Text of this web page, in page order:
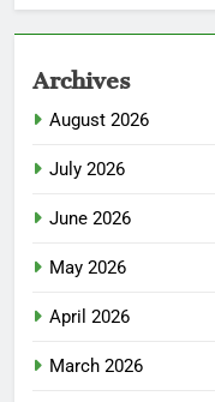
Archives
August 2026
July 2026
June 2026
May 2026
April 2026
March 2026